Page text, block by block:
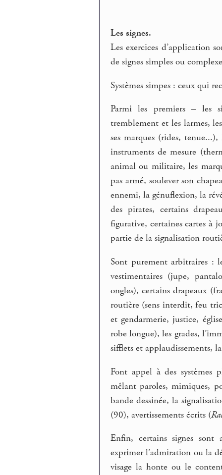
Les signes.
Les exercices d’application
de signes simples ou
Systèmes simpes : ceux qui
Parmi les premiers – les
tremblement et les larmes,
ses marques (rides,
instruments de mesure
animal ou militaire, les
pas armé, soulever son
ennemi, la génuflexion, la
des pirates, certains
figurative, certaines cartes à
partie de la signalisation
Sont purement arbitraires :
vestimentaires (jupe,
ongles), certains drapeaux
routière (sens interdit, feu
et gendarmerie, justice,
robe longue), les grades,
sifflets et applaudissements,
Font appel à des systèmes
mêlant paroles, mimiques,
bande dessinée, la
(90), avertissements écrits (
Enfin, certains signes
exprimer l’admiration ou la
visage la honte ou le